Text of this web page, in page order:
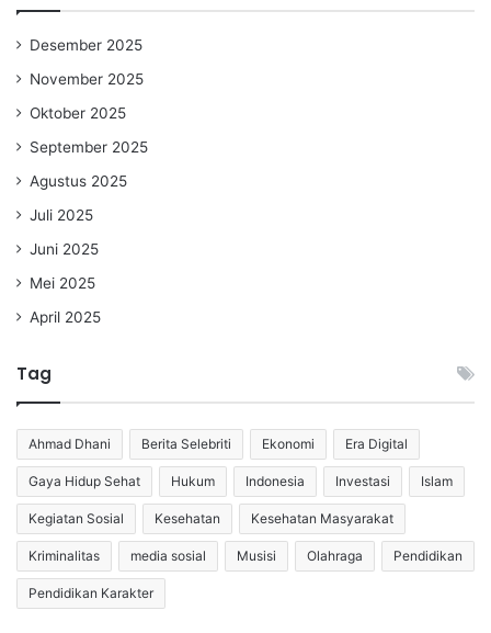
Desember 2025
November 2025
Oktober 2025
September 2025
Agustus 2025
Juli 2025
Juni 2025
Mei 2025
April 2025
Tag
Ahmad Dhani Berita Selebriti Ekonomi Era Digital
Gaya Hidup Sehat Hukum Indonesia Investasi Islam
Kegiatan Sosial Kesehatan Kesehatan Masyarakat
Kriminalitas media sosial Musisi Olahraga Pendidikan
Pendidikan Karakter